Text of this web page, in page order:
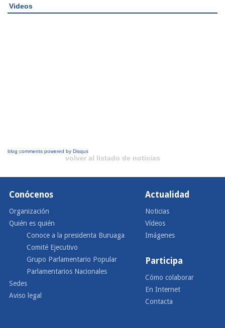
Videos
blog comments powered by Disqus
volver al listado de noticias
Conócenos
Organización
Quién es quién
Conoce a la presidenta Buruaga
Comité Ejecutivo
Grupo Parlamentario Popular
Parlamentarios Nacionales
Sedes
Aviso legal
Actualidad
Noticias
Vídeos
Imágenes
Participa
Cómo colaborar
En Internet
Contacta